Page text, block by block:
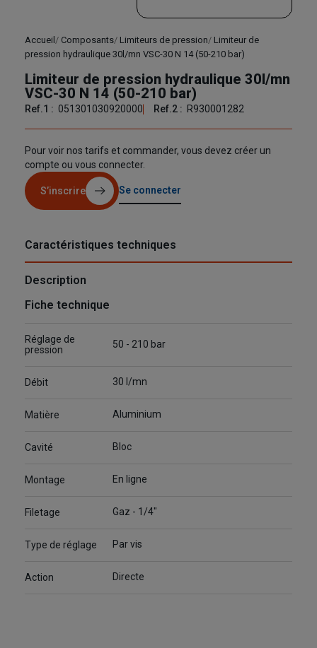
Accueil Composants Limiteurs de pression
Limiteur de
pression hydraulique 30l/mn VSC-30 N 14 (50-210 bar)
Limiteur de pression hydraulique 30l/mn
VSC-30 N 14 (50-210 bar)
Ref.1 : 051301030920000 Ref.2 : R930001282
Pour voir nos tarifs et commander, vous devez créer un
compte ou vous connecter.
S’inscrire Se connecter
Caractéristiques techniques
Description
Fiche technique
Réglage de
pression
50 - 210 bar
Débit 30 l/mn
Matière Aluminium
Cavité Bloc
Montage En ligne
Filetage Gaz - 1/4"
Type de réglage Par vis
Action Directe